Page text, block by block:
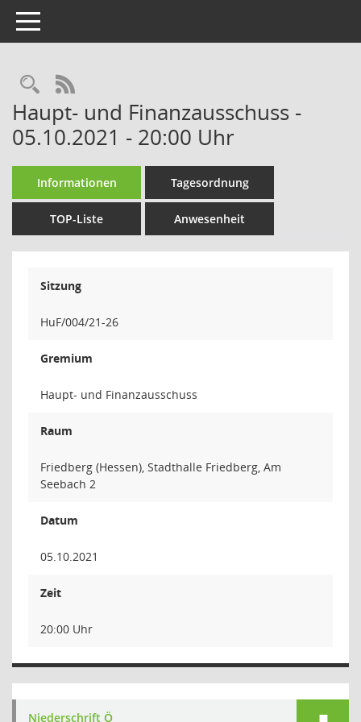
Toggle navigation
Rechercheauswahl
RSS-Feed
Haupt- und Finanzausschuss -
05.10.2021 - 20:00 Uhr
Informationen Tagesordnung
TOP-Liste Anwesenheit
Sitzung
HuF/004/21-26
Gremium
Haupt- und Finanzausschuss
Raum
Friedberg (Hessen), Stadthalle Friedberg, Am
Seebach 2
Datum
05.10.2021
Zeit
20:00 Uhr
Niederschrift Ö